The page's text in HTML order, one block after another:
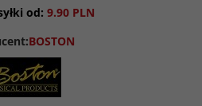
od: 9.90 PLN
BOSTON